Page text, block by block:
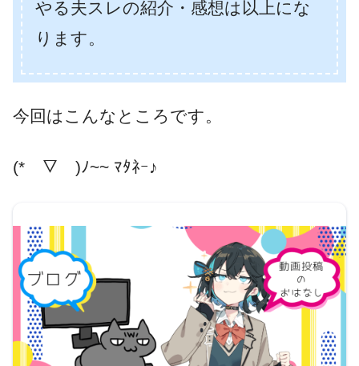
やる夫スレの紹介・感想は以上にな
ります。
今回はこんなところです。
(*￣▽￣)ﾉ~~ ﾏﾀﾈｰ♪